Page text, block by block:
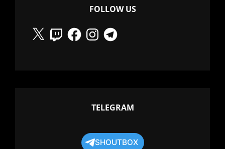
FOLLOW US
X
TwitchFacebookInstagramTelegram
TELEGRAM
SHOUTBOX